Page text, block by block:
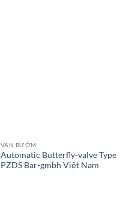
VAN BƯỚM
Automatic Butterfly-valve Type
PZDS Bar-gmbh Việt Nam